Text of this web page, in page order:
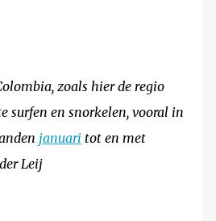
zoals hier de regio
surfen en snorkelen, vooral in
januari tot en met
Leij